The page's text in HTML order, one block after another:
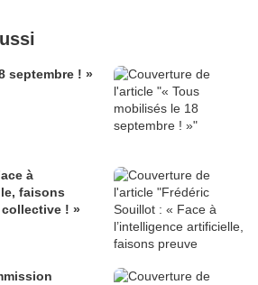
septembre ! »
à
faisons
collective ! »